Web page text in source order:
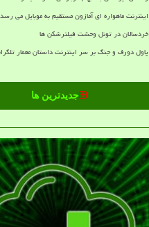
اینترنت ماهواره ای آمازون مستقیم به موبایل می رسد
خردسالان در تونل وحشت فیلترشکن ها
پاول دورف و جنگ بر سر اینترنت داستان معمار
جدیدترین ها